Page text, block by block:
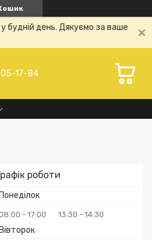
будній день. Дякуємо за ваше
17-84
роботи
Понеділок
17:00 13:30 14:30
Вівторок